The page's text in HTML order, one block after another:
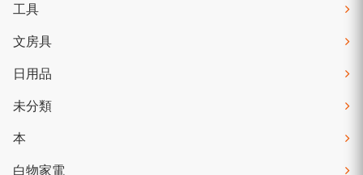
工具
文房具
日用品
未分類
本
白物家電